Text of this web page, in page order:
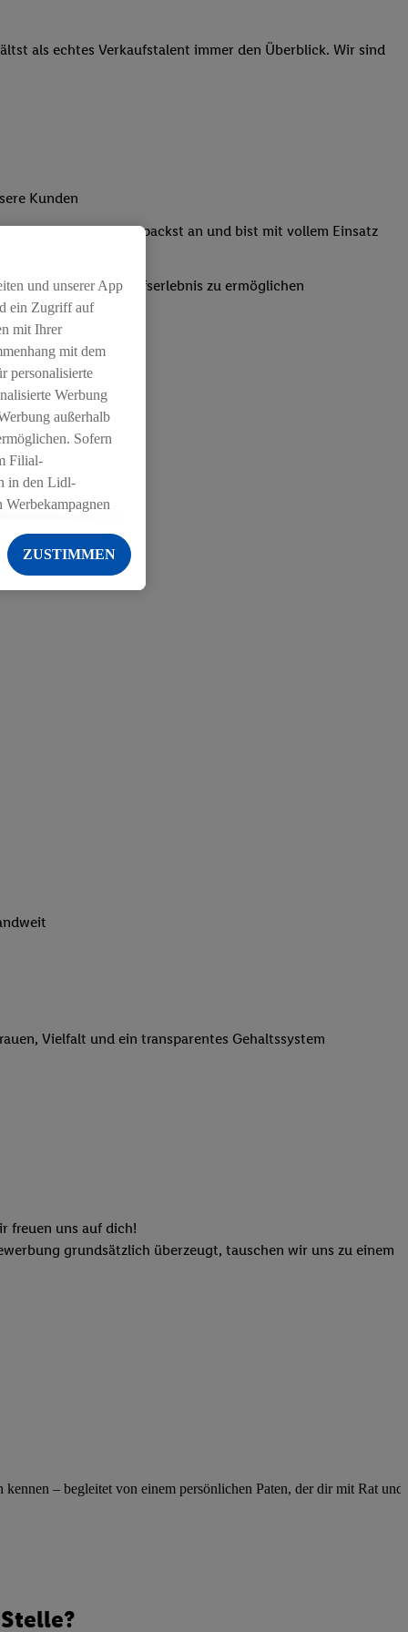
als echtes Verkaufstalent immer den Überblick. Wir sind
Kunden
Du packst an und bist mit vollem Einsatz
ein positives Einkaufserlebnis zu ermöglichen
Vielfalt und ein transparentes Gehaltssystem
freuen uns auf dich!
grundsätzlich überzeugt, tauschen wir uns zu einem
– begleitet von einem persönlichen Paten, der dir mit Rat und
und unserer App
ein Zugriff auf
mit Ihrer
mit dem
personalisierte
Werbung
außerhalb
Sofern
Filial-
in den Lidl-
Diensten
der Lidl-Dienste,
Geschlecht -
in Ihr
daraus eine
Partner
verarbeitet.
die Technologie für
anhand der IP-
von Utiq
Durch einen
Zwecke
basierten Utiq-
ZUSTIMMEN